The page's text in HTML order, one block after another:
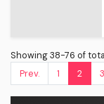
Showing 38-76 of
Prev.
1 2 3